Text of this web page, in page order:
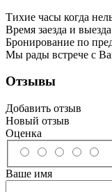
Тихие часы когда
Время заезда и
Бронирование по
Мы рады встрече с
Отзывы
Добавить отзыв
Новый отзыв
Оценка
Ваше имя